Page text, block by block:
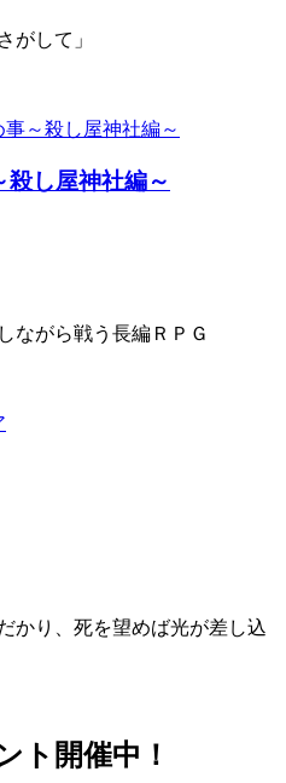
がして」
殺し屋神社編～
ながら戦う長編ＲＰＧ
かり、死を望めば光が差し込
ト開催中！